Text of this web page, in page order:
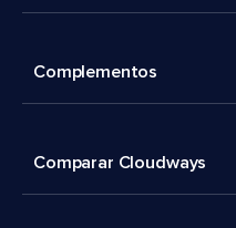
Complementos
Comparar Cloudways